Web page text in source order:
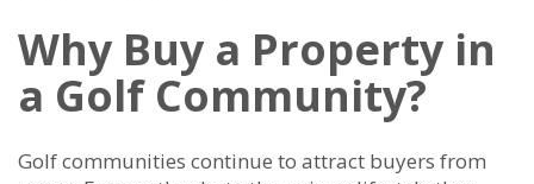
Why Buy a Property in
a Golf Community?
Golf communities continue to attract buyers from